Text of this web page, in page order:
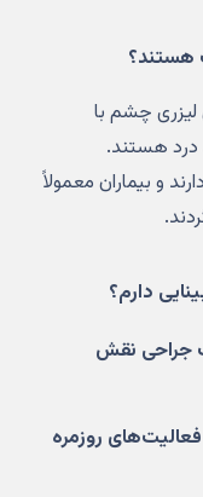
چشم با
هستند.
و بیماران معمولاً
جراحی نقش
روزمره